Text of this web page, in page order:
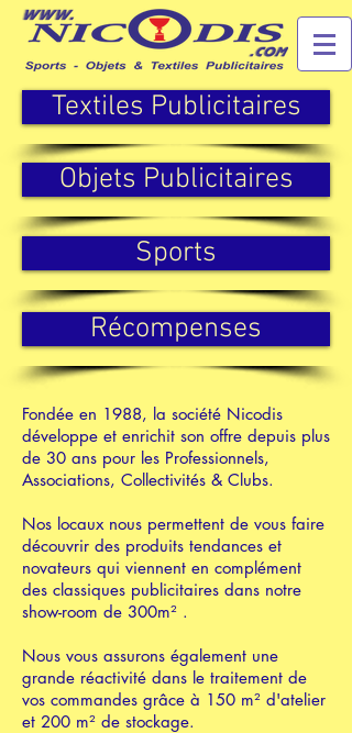
Textiles Publicitaires
Objets Publicitaires
Sports
Récompenses
Fondée en 1988, la société Nicodis
développe et enrichit son offre depuis plus
de 30 ans pour les Professionnels,
Associations, Collectivités & Clubs.
Nos locaux nous permettent de vous faire
découvrir des produits tendances et
novateurs qui viennent en complément
des classiques publicitaires dans notre
show-room de 300m² .
Nous vous assurons également une
grande réactivité dans le traitement de
vos commandes grâce à 150 m² d'atelier
et 200 m² de stockage.